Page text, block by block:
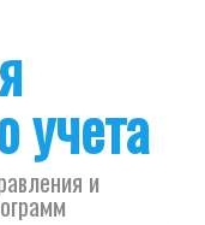
учета
и